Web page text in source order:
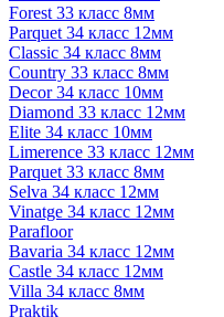
Forest 33 класс 8мм
Parquet 34 класс 12мм
Classic 34 класс 8мм
Country 33 класс 8мм
Decor 34 класс 10мм
Diamond 33 класс 12мм
Elite 34 класс 10мм
Limerence 33 класс 12мм
Parquet 33 класс 8мм
Selva 34 класс 12мм
Vinatge 34 класс 12мм
Parafloor
Bavaria 34 класс 12мм
Castle 34 класс 12мм
Villa 34 класс 8мм
Praktik